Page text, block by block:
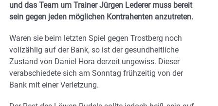
und das Team um Trainer Jürgen Lederer muss bereit
sein gegen jeden möglichen Kontrahenten anzutreten.
Waren sie beim letzten Spiel gegen Trostberg noch
vollzählig auf der Bank, so ist der gesundheitliche
Zustand von Daniel Hora derzeit ungewiss. Dieser
verabschiedete sich am Sonntag frühzeitig von der
Bank mit einer Verletzung.